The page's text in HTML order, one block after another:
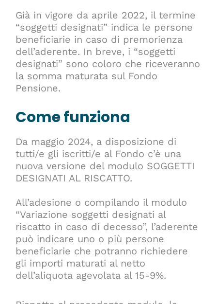
Già in vigore da aprile 2022, il termine
“soggetti designati” indica le persone
beneficiarie in caso di premorienza
dell’aderente. In breve, i “soggetti
designati” sono coloro che riceveranno
la somma maturata sul Fondo
Pensione.
Come funziona
Da maggio 2024, a disposizione di
tutti/e gli iscritti/e al Fondo c’è una
nuova versione del modulo SOGGETTI
DESIGNATI AL RISCATTO.
All’adesione o compilando il modulo
“Variazione soggetti designati al
riscatto in caso di decesso”, l’aderente
può indicare uno o più persone
beneficiarie che potranno richiedere
gli importi maturati al netto
dell’aliquota agevolata al 15-9%.